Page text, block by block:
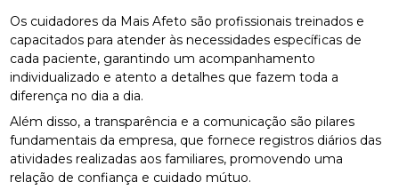
Os cuidadores da Mais Afeto são profissionais treinados e
capacitados para atender às necessidades específicas de
cada paciente, garantindo um acompanhamento
individualizado e atento a detalhes que fazem toda a
diferença no dia a dia.
Além disso, a transparência e a comunicação são pilares
fundamentais da empresa, que fornece registros diários das
atividades realizadas aos familiares, promovendo uma
relação de confiança e cuidado mútuo.